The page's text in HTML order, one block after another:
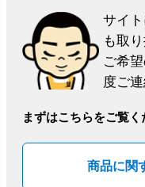
サイ
も取
ご希
度ご
まずはこちらをご覧く
商品に関